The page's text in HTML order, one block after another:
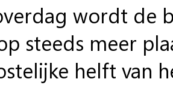
wordt de
steeds meer
helft van